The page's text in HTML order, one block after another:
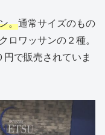
。通常サイズのもの
ロワッサンの２種。
で販売されていま